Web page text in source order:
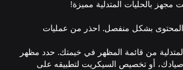
بشكل منفصل. احذر من عمليات
من قائمة المظهر في خيمتك. حدد مظهر
أو تخصيص السيكريت لتطبيقه على